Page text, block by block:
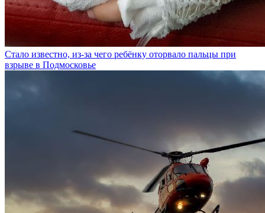
Стало известно, из-за чего ребёнку оторвало пальцы при
взрыве в Подмосковье